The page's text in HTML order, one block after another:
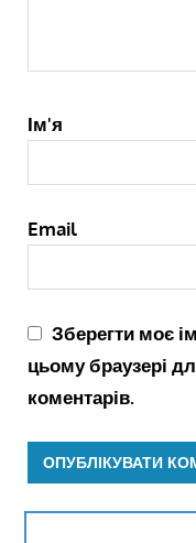
Ім'я
Email
Зберегти моє
цьому браузері
коментарів.